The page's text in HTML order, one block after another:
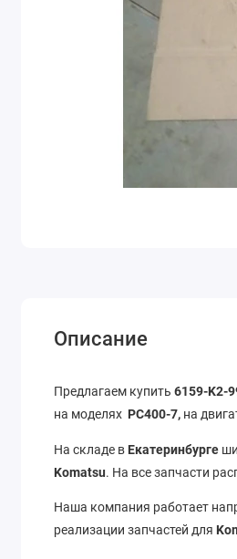
Описание
Предлагаем купить6159-K2-
на моделях PC400-7, на
На складе в Екатеринбурге
Komatsu. На все запчасти
Наша компания работает
реализации запчастей для